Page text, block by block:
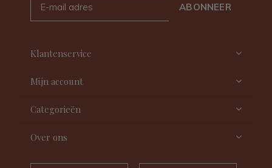
ABONNEER
Klantenservice
Mijn account
Categorieën
Over ons